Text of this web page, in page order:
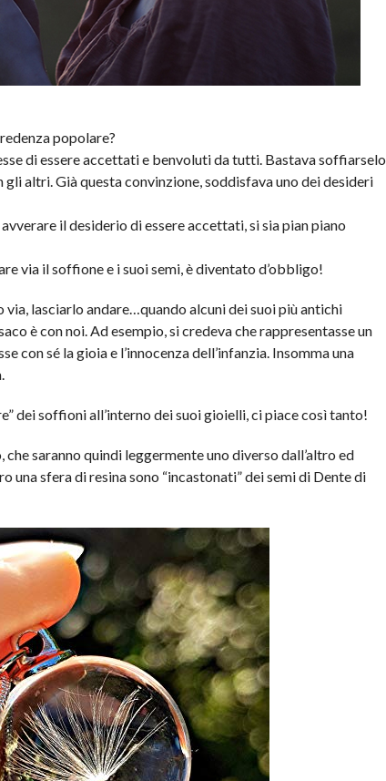
popolare?
di essere accettati e benvoluti da tutti. Bastava soffiarselo
altri. Già questa convinzione, soddisfava uno dei desideri
il desiderio di essere accettati, si sia pian piano
via il soffione e i suoi semi, è diventato d’obbligo!
via, lasciarlo andare…quando alcuni dei suoi più antichi
è con noi. Ad esempio, si credeva che rappresentasse un
con sé la gioia e l’innocenza dell’infanzia. Insomma una
dei soffioni all’interno dei suoi gioielli, ci piace così tanto!
saranno quindi leggermente uno diverso dall’altro ed
sfera di resina sono “incastonati” dei semi di Dente di